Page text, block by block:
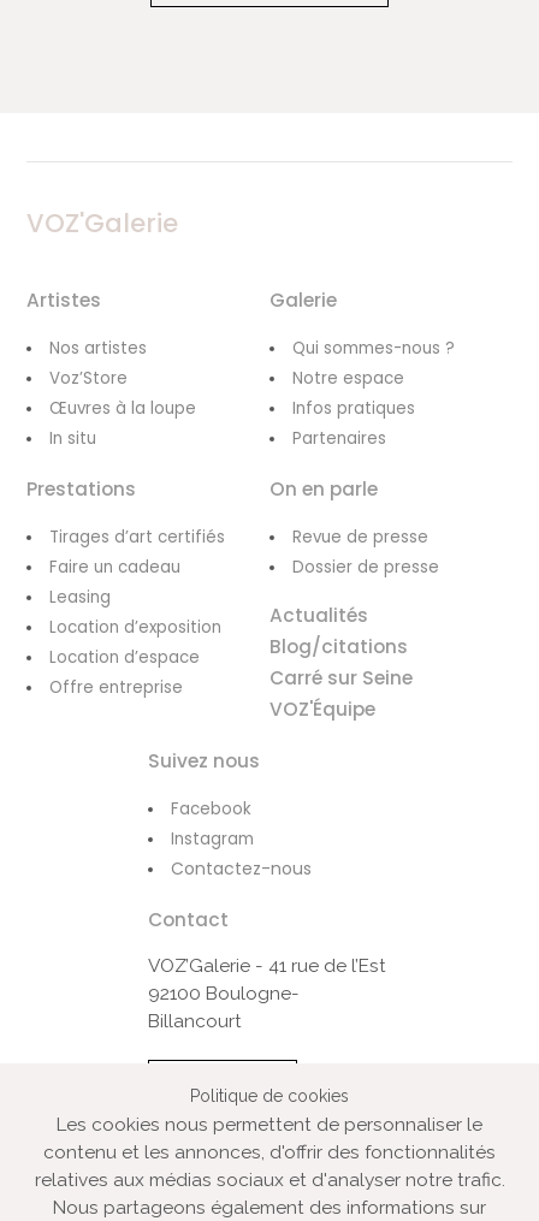
VOZ'Galerie
Artistes
Nos artistes
Voz’Store
Œuvres à la loupe
In situ
Galerie
Qui sommes-nous ?
Notre espace
Infos pratiques
Partenaires
Prestations
Tirages d’art certifiés
Faire un cadeau
Leasing
Location d’exposition
Location d’espace
Offre entreprise
On en parle
Revue de presse
Dossier de presse
Actualités
Blog/citations
Carré sur Seine
VOZ'Équipe
Suivez nous
Facebook
Instagram
Contactez-nous
Contact
VOZ’Galerie - 41 rue de l’Est
92100 Boulogne-
Billancourt
Contactez-nous
© VOZ‘Galerie 2022
VOZ‘Galerie
Politique de cookies
Les cookies nous permettent de personnaliser le
contenu et les annonces, d'offrir des fonctionnalités
relatives aux médias sociaux et d'analyser notre trafic.
Nous partageons également des informations sur